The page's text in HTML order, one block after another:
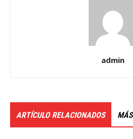
admin
ARTÍCULO RELACIONADOS